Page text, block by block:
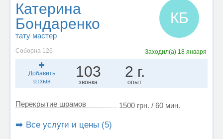
Катерина
Бондаренко
тату мастер
КБ
Соборна 126 Заходил(а) 18 января
Добавить
отзыв
103
звонка
2 г.
опыт
Перекрытие шрамов 1500 грн. / 60 мин.
➡️ Все услуги и цены (5)